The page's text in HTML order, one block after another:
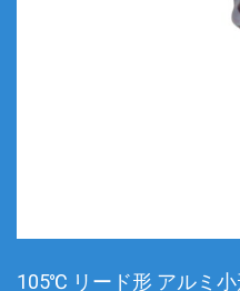
105℃ リード形 アルミ